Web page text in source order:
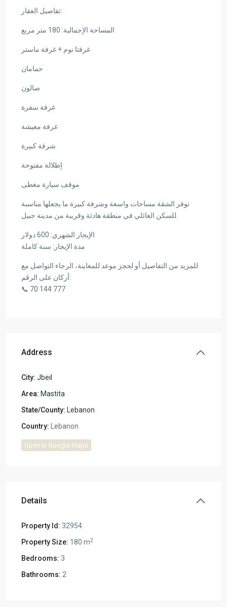
تفاصيل العقار:
المساحة الإجمالية: 180 متر مربع
غرفتا نوم + غرفة ماستر
حمامان
صالون
غرفة سفرة
غرفة معيشة
شرفة كبيرة
إطلالة مفتوحة
موقف سيارة مغطى
توفر الشقة مساحات واسعة وشرفة كبيرة ما يجعلها مناسبة
الإيجار الشهري: 600 دولار
مدة الإيجار: سنة كاملة
للمزيد من التفاصيل أو لحجز موعد للمعاينة، الرجاء التواصل مع
أركان على الرقم:
📞 70 144 777
Address
City: Jbeil
Area: Mastita
State/County: Lebanon
Country: Lebanon
Open In Google Maps
Details
Property Id: 32954
Property Size: 180 m2
Bedrooms: 3
Bathrooms: 2